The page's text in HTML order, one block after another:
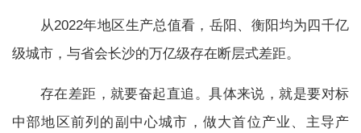
从2022年地区生产总值看，岳阳、衡阳均为四千亿
级城市，与省会长沙的万亿级存在断层式差距。
存在差距，就要奋起直追。具体来说，就是要对标
中部地区前列的副中心城市，做大首位产业、主导产